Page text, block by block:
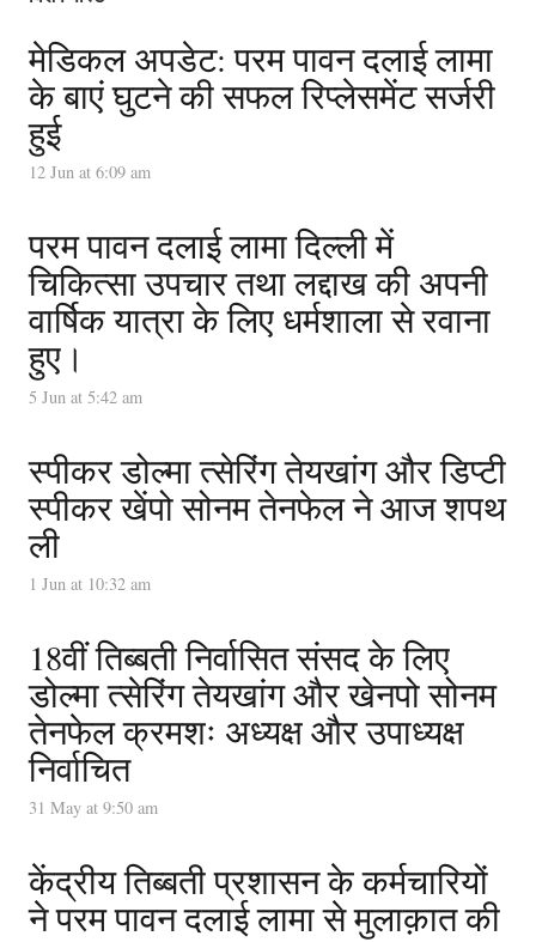
मेडिकल अपडेट: परम पावन दलाई लामा
के बाएं घुटने की सफल रिप्लेसमेंट सर्जरी
हुई
12 Jun at 6:09 am
परम पावन दलाई लामा दिल्ली में
चिकित्सा उपचार तथा लद्दाख की अपनी
वार्षिक यात्रा के लिए धर्मशाला से रवाना
हुए।
5 Jun at 5:42 am
स्पीकर डोल्मा त्सेरिंग तेयखांग और डिप्टी
स्पीकर खेंपो सोनम तेनफेल ने आज शपथ
ली
1 Jun at 10:32 am
18वीं तिब्बती निर्वासित संसद के लिए
डोल्मा त्सेरिंग तेयखांग और खेनपो सोनम
तेनफेल क्रमशः अध्यक्ष और उपाध्यक्ष
निर्वाचित
31 May at 9:50 am
केंद्रीय तिब्बती प्रशासन के कर्मचारियों
ने परम पावन दलाई लामा से मुलाक़ात की